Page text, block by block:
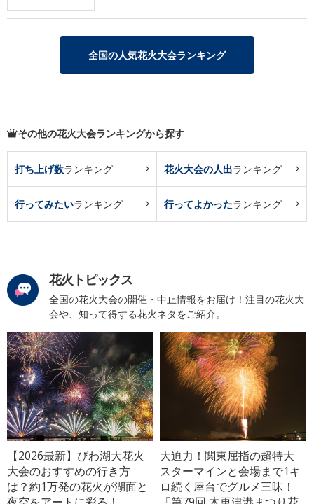
全国の人気花火大会ランキング
その他の花火大会ランキングから探す
打ち上げ数ランキング 花火大会の人出ランキング
行ってみたいランキング 行ってよかったランキング
花火トピックス
全国の花火大会の開催・中止情報をお届け！注目の花火大
会や、知って得する花火ネタをご紹介。
【2026最新】びわ湖大花火
大会のおすすめの行き方
は？約1万発の花火が湖面と
大迫力！関東屈指の超特大
スターマインと会場まで1キ
ロ続く屋台でグルメ三昧！